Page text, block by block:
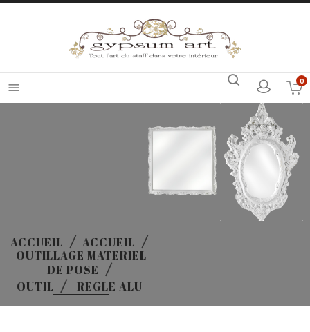
 0
ACCUEIL
ACCUEIL
OUTILLAGE MATERIEL
DE POSE
OUTIL
REGLE ALU